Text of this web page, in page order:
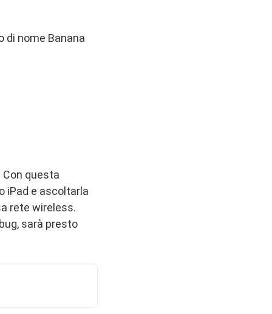
di nome Banana
Con questa
iPad e ascoltarla
rete wireless.
sarà presto